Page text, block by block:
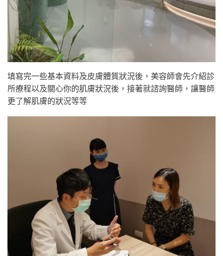
填寫完一些基本資料及皮膚體質狀況後，美容師會先介紹診
所療程以及關心你的肌膚狀況後，接著就諮詢醫師️，讓醫師
更了解肌膚的狀況等等